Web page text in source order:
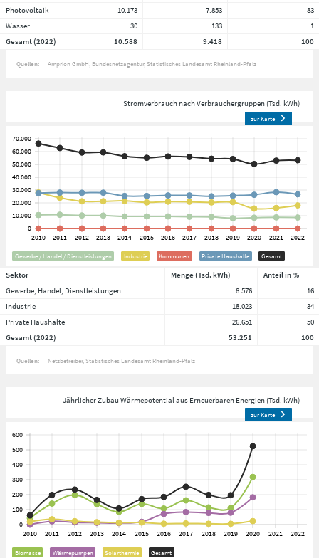
Photovoltaik
10.173 7.853
83
Wasser
30 133
1
Gesamt (2022)
10.588 9.418 100
Quellen: Amprion GmbH Bundesnetzagentur Statistisches Landesamt Rheinland-Pfalz
Stromverbrauch nach Verbrauchergruppen (Tsd. kWh)
zur Karte
Gewerbe / Handel / Dienstleistungen Industrie Kommunen Private Haushalte Gesamt
Sektor Menge (Tsd. kWh)
Anteil in %
Gewerbe, Handel, Dienstleistungen
8.576
16
Industrie
18.023
34
Private Haushalte
26.651
50
Gesamt (2022)
53.251 100
Quellen: Netzbetreiber Statistisches Landesamt Rheinland-Pfalz
Jährlicher Zubau Wärmepotential aus Erneuerbaren Energien (Tsd. kWh)
zur Karte
Biomasse Wärmepumpen Solarthermie Gesamt